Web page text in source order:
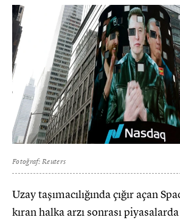
Fotoğraf: Reuters
Uzay taşımacılığında çığır açan
kıran halka arzı sonrası